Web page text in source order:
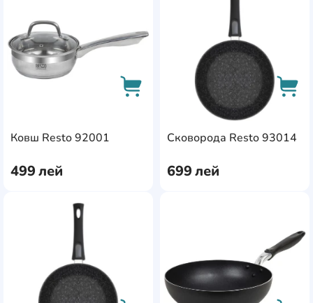
Ковш Resto 92001
499лей
AddCardToCart
Сковорода Resto 93014
699лей